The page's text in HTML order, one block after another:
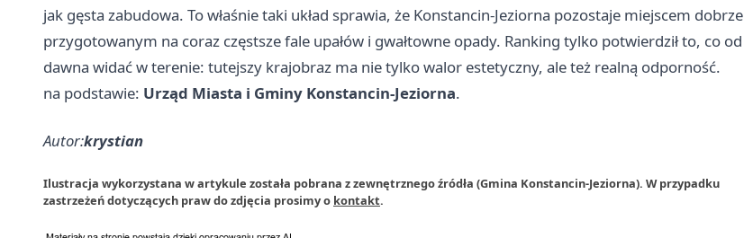
jak gęsta zabudowa. To właśnie taki układ sprawia, że Konstancin-Jeziorna pozostaje miejscem dobrze
przygotowanym na coraz częstsze fale upałów i gwałtowne opady. Ranking tylko potwierdził to, co od
dawna widać w terenie: tutejszy krajobraz ma nie tylko walor estetyczny, ale też realną odporność.
na podstawie: Urząd Miasta i Gminy Konstancin-Jeziorna.
Autor:krystian
Ilustracja wykorzystana w artykule została pobrana z zewnętrznego źródła (Gmina Konstancin-Jeziorna). W przypadku
zastrzeżeń dotyczących praw do zdjęcia prosimy o kontakt.